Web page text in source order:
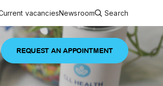
REQUEST AN APPOINTMENT
vacanciesNewsroom Search